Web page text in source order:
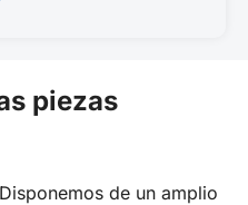
piezas
Disponemos de un amplio